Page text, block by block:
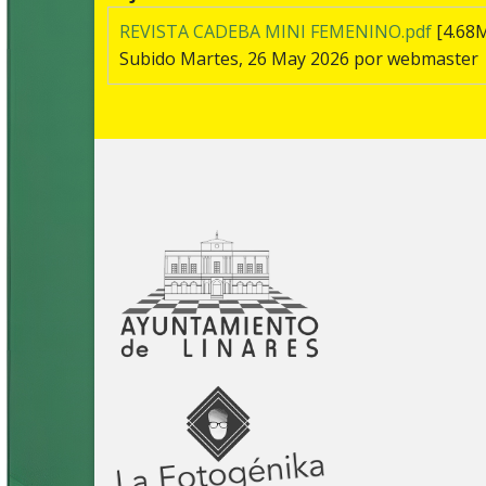
REVISTA CADEBA MINI FEMENINO.pdf
Subido Martes, 26 May 2026 por webmaster